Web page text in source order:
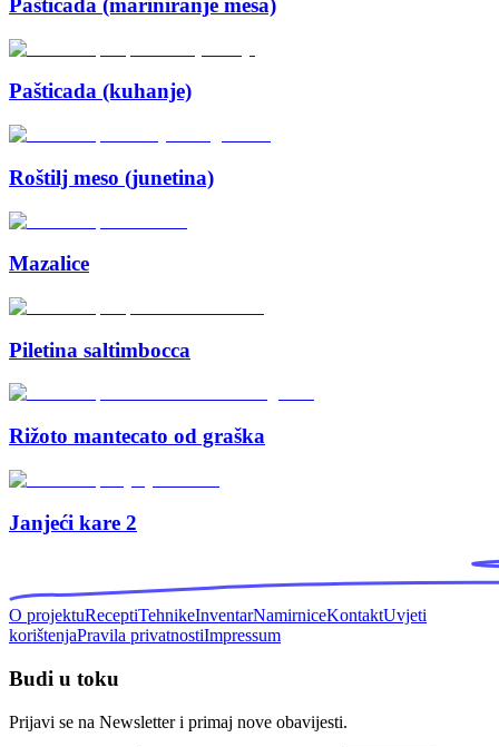
Pašticada (mariniranje mesa)
Pašticada (kuhanje)
Roštilj meso (junetina)
Mazalice
Piletina saltimbocca
Rižoto mantecato od graška
Janjeći kare 2
O projektuReceptiTehnikeInventarNamirniceKontaktUvjeti
korištenjaPravila privatnostiImpressum
Budi u toku
Prijavi se na Newsletter i primaj nove obavijesti.